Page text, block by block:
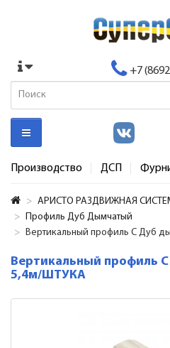
+7
Производство ДСП
АРИСТО РАЗДВИЖНАЯ
Профиль Дуб Дымчатый
Вертикальный профиль С Дуб
Вертикальный профиль
5,4м/ШТУКА